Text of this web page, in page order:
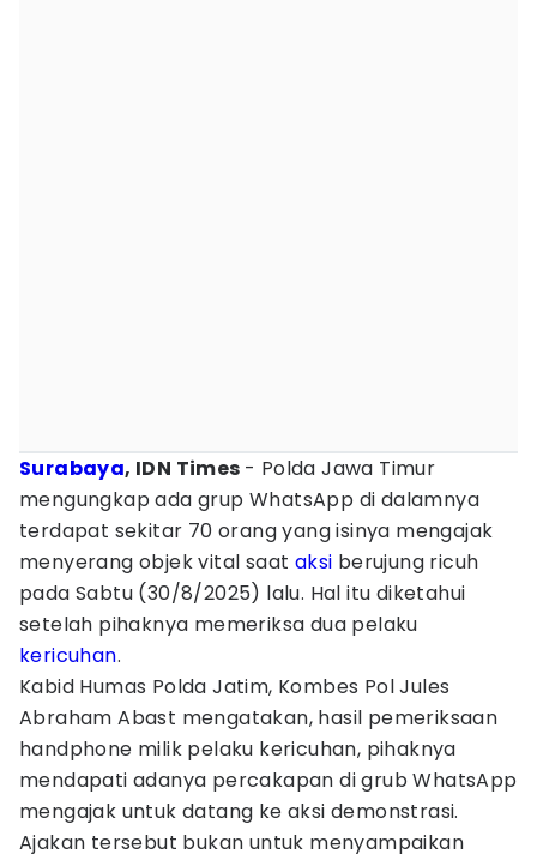
Surabaya, IDN Times - Polda Jawa Timur
mengungkap ada grup WhatsApp di dalamnya
terdapat sekitar 70 orang yang isinya mengajak
menyerang objek vital saat aksi berujung ricuh
pada Sabtu (30/8/2025) lalu. Hal itu diketahui
setelah pihaknya memeriksa dua pelaku
kericuhan.
Kabid Humas Polda Jatim, Kombes Pol Jules
Abraham Abast mengatakan, hasil pemeriksaan
handphone milik pelaku kericuhan, pihaknya
mendapati adanya percakapan di grub WhatsApp
mengajak untuk datang ke aksi demonstrasi.
Ajakan tersebut bukan untuk menyampaikan